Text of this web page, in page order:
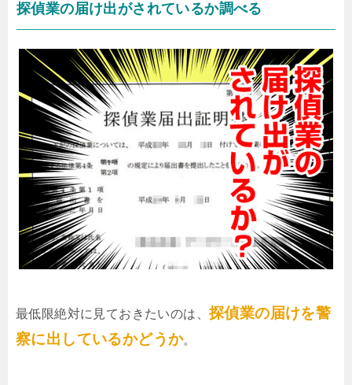
探偵業の届け出がされているか調べる
最低限絶対に見ておきたいのは、 探偵業の届けを警
察に出しているかどうか。